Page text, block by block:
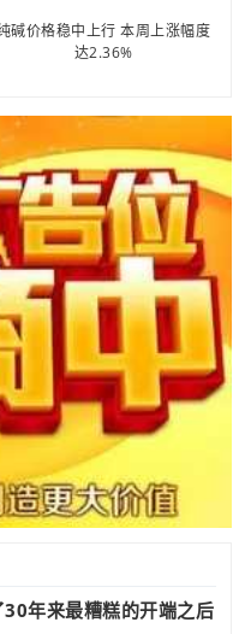
碱价格稳中上行 本周上涨幅度
达2.36%
年来最糟糕的开端之后